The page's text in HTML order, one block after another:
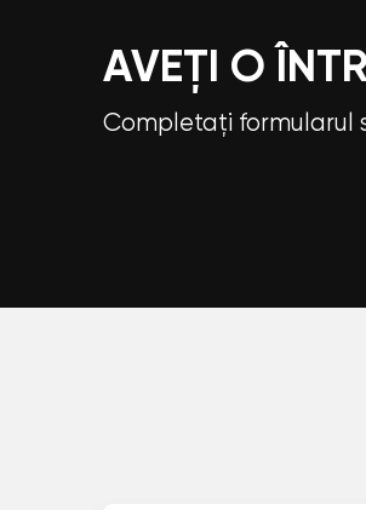
AVEȚI O
Completați formularul